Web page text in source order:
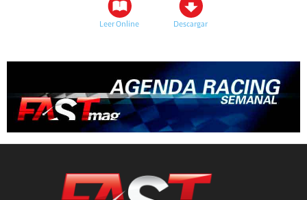
Leer Online Descargar